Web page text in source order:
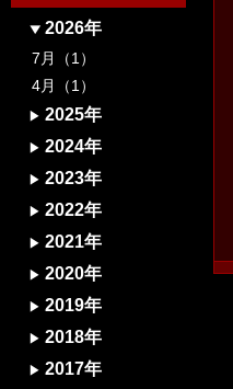
2026年
7月（1）
4月（1）
2025年
2024年
2023年
2022年
2021年
2020年
2019年
2018年
2017年